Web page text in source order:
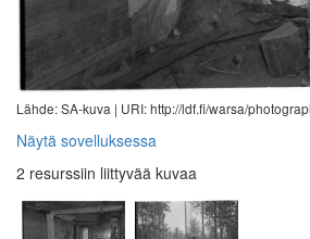
Lähde: SA-kuva | URI: http://ldf.fi/warsa/
Näytä sovelluksessa
2 resurssiin liittyvää kuvaa